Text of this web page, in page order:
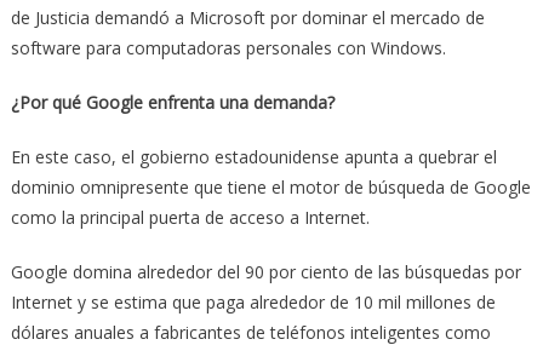
de Justicia demandó a Microsoft por dominar el mercado de
software para computadoras personales con Windows.
¿Por qué Google enfrenta una demanda?
En este caso, el gobierno estadounidense apunta a quebrar el
dominio omnipresente que tiene el motor de búsqueda de Google
como la principal puerta de acceso a Internet.
Google domina alrededor del 90 por ciento de las búsquedas por
Internet y se estima que paga alrededor de 10 mil millones de
dólares anuales a fabricantes de teléfonos inteligentes como